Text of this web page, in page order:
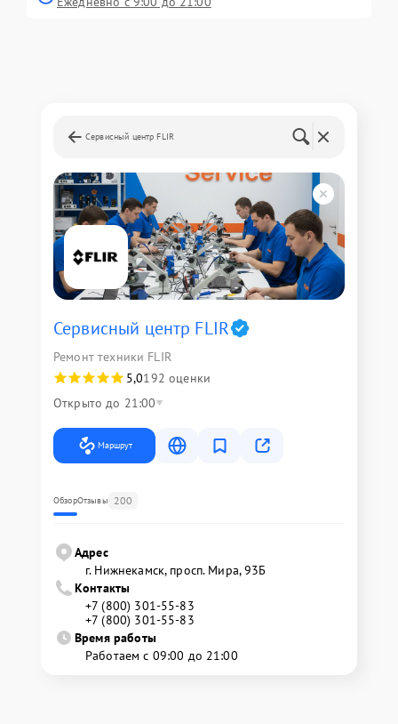
Сервисный центр FLIR
Сервисный центр FLIR
Ремонт техники FLIR
5,0192 оценки
Открыто до 21:00
Маршрут
ОбзорОтзывы 200
Адрес
г. Нижнекамск, просп. Мира, 93Б
Контакты
+7 (800) 301-55-83
+7 (800) 301-55-83
Время работы
Работаем с 09:00 до 21:00